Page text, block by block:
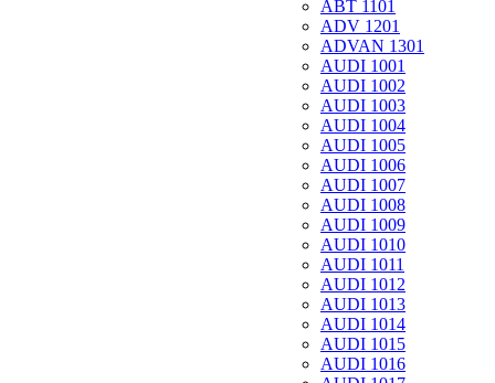
ABT 1101
ADV 1201
ADVAN 1301
AUDI 1001
AUDI 1002
AUDI 1003
AUDI 1004
AUDI 1005
AUDI 1006
AUDI 1007
AUDI 1008
AUDI 1009
AUDI 1010
AUDI 1011
AUDI 1012
AUDI 1013
AUDI 1014
AUDI 1015
AUDI 1016